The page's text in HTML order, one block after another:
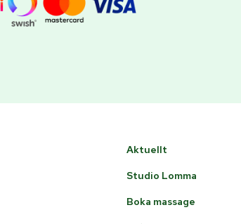
Aktuellt
Studio Lomma
Boka massage